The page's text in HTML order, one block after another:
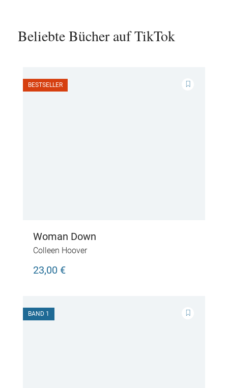
Beliebte Bücher auf TikTok
BESTSELLER
Woman Down
Colleen Hoover
23,00 €
BAND 1